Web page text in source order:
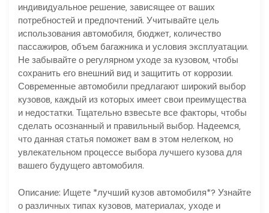
индивидуальное решение‚ зависящее от ваших
потребностей и предпочтений. Учитывайте цель
использования автомобиля‚ бюджет‚ количество
пассажиров‚ объем багажника и условия эксплуатации.
Не забывайте о регулярном уходе за кузовом‚ чтобы
сохранить его внешний вид и защитить от коррозии.
Современные автомобили предлагают широкий выбор
кузовов‚ каждый из которых имеет свои преимущества
и недостатки. Тщательно взвесьте все факторы‚ чтобы
сделать осознанный и правильный выбор. Надеемся‚
что данная статья поможет вам в этом нелегком‚ но
увлекательном процессе выбора лучшего кузова для
вашего будущего автомобиля.
Описание: Ищете *лучший кузов автомобиля*? Узнайте
о различных типах кузовов‚ материалах‚ уходе и